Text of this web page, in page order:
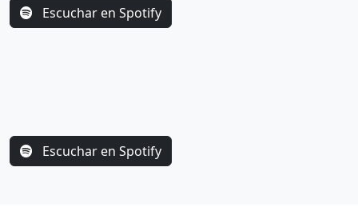
Escuchar en Spotify
Escuchar en Spotify